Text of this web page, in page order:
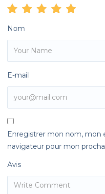
Nom
E-mail
Enregistrer mon nom, mon
navigateur pour mon
Avis